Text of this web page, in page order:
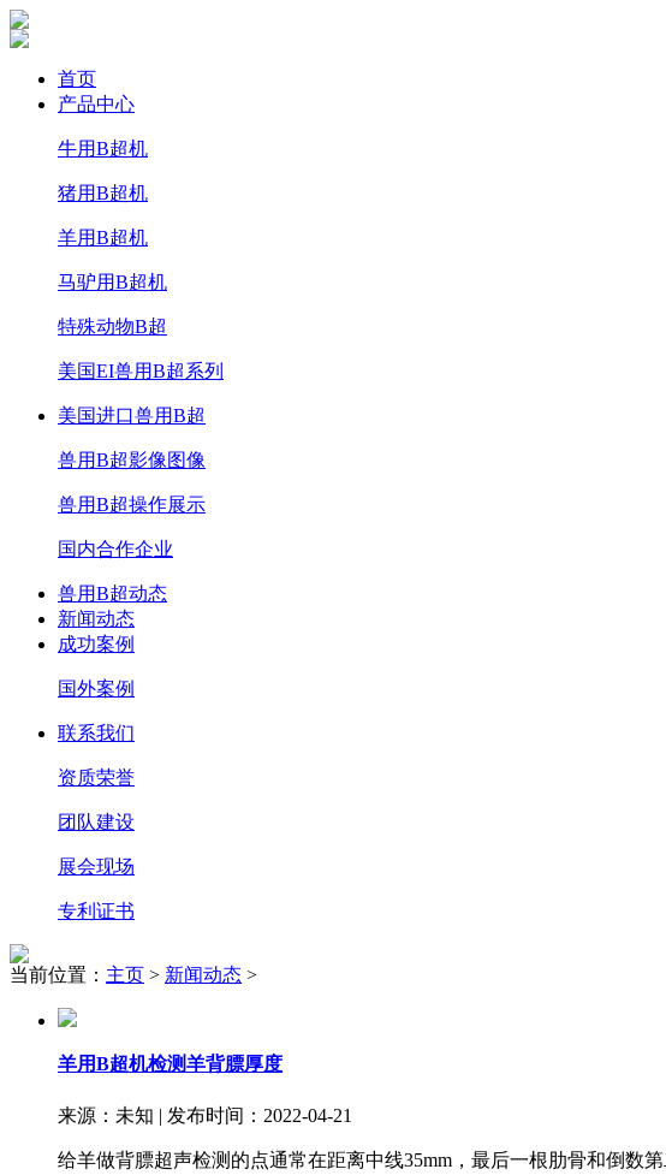
首页
产品中心
牛用B超机
猪用B超机
羊用B超机
马驴用B超机
特殊动物B超
美国EI兽用B超系列
美国进口兽用B超
兽用B超影像图像
兽用B超操作展示
国内合作企业
兽用B超动态
新闻动态
成功案例
国外案例
联系我们
资质荣誉
团队建设
展会现场
专利证书
当前位置： 主页 > 新闻动态 >
羊用B超机检测羊背膘厚度
来源：未知 | 发布时间：2022-04-21
给羊做背膘超声检测的点通常在距离中线35mm，最后一根肋骨和倒数